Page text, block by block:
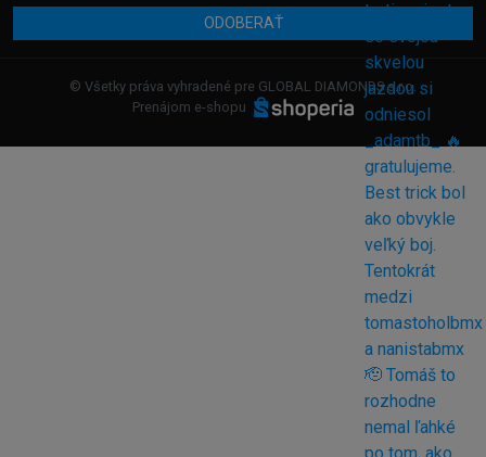
ODOBERAŤ
© Všetky práva vyhradené pre GLOBAL DIAMONDS s.r.o.
Prenájom e-shopu